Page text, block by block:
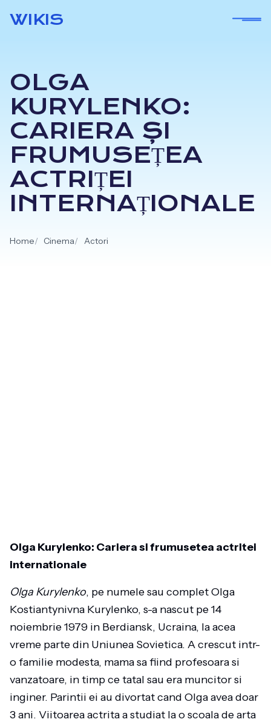
WIKIS
OLGA
KURYLENKO:
CARIERA ȘI
FRUMUSEȚEA
ACTRIȚEI
INTERNAȚIONALE
Home Cinema Actori
Olga Kurylenko: Cariera si frumusetea actritei
internationale
Olga Kurylenko, pe numele sau complet Olga
Kostiantynivna Kurylenko, s-a nascut pe 14
noiembrie 1979 in Berdiansk, Ucraina, la acea
vreme parte din Uniunea Sovietica. A crescut intr-
o familie modesta, mama sa fiind profesoara si
vanzatoare, in timp ce tatal sau era muncitor si
inginer. Parintii ei au divortat cand Olga avea doar
3 ani. Viitoarea actrita a studiat la o scoala de arta